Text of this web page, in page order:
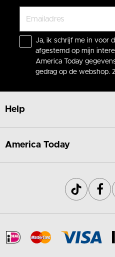
Ja, ik schrijf me in voor
afgestemd op mijn
America Today
gedrag op de webshop.
Help
America Today